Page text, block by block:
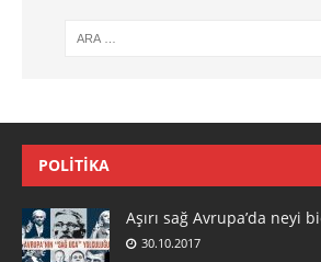
POLITIKA
Aşırı sağ Avrupa’da neyi
30.10.2017